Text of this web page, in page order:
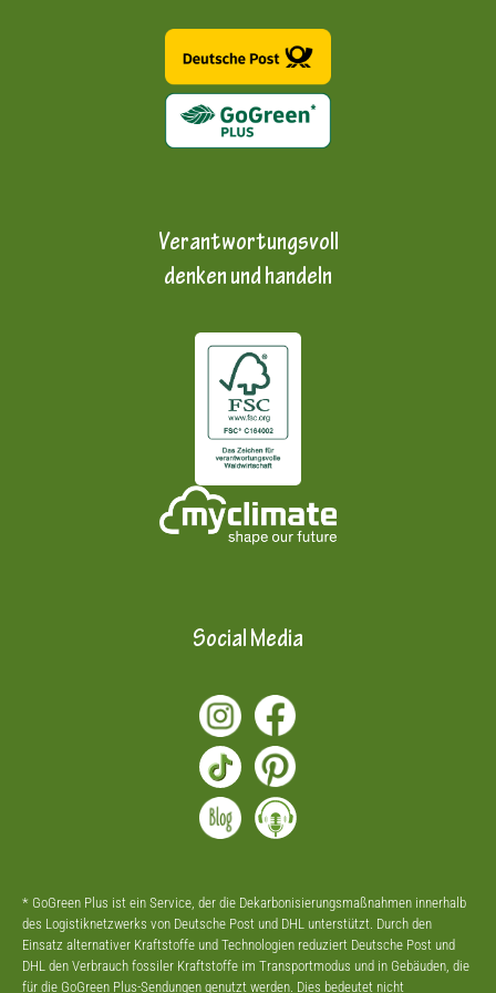
Verantwortungsvoll
denken und handeln
Social Media
* GoGreen Plus ist ein Service, der die Dekarbonisierungsmaßnahmen innerhalb
des Logistiknetzwerks von Deutsche Post und DHL unterstützt. Durch den
Einsatz alternativer Kraftstoffe und Technologien reduziert Deutsche Post und
DHL den Verbrauch fossiler Kraftstoffe im Transportmodus und in Gebäuden, die
für die GoGreen Plus-Sendungen genutzt werden. Dies bedeutet nicht